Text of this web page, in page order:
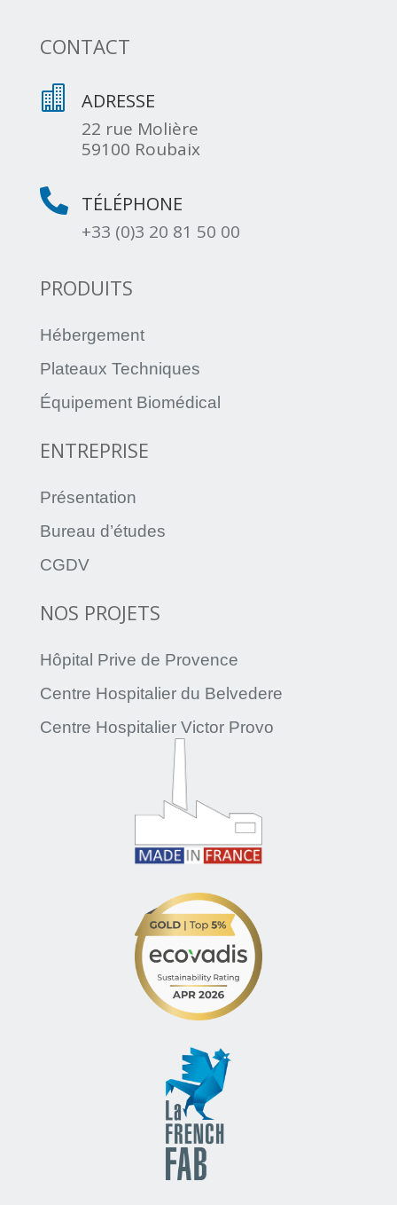
CONTACT
 ADRESSE
22 rue Molière
59100 Roubaix
 TÉLÉPHONE
+33 (0)3 20 81 50 00
PRODUITS
Hébergement
Plateaux Techniques
Équipement Biomédical
ENTREPRISE
Présentation
Bureau d’études
CGDV
NOS PROJETS
Hôpital Prive de Provence
Centre Hospitalier du Belvedere
Centre Hospitalier Victor Provo